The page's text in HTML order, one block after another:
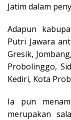
Jatim dalam
Adapun
Putri Jawara
Gresik,
Probolinggo,
Kediri, Kota
Ia pun
merupakan